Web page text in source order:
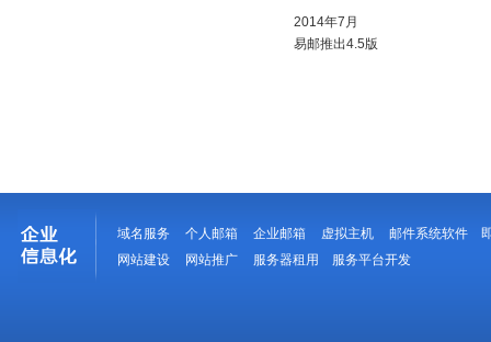
2014年7月
易邮推出4.5版
域名服务 个人邮箱 企业邮箱 虚拟主机 邮件系统软件
网站建设
网站推广 服务器租用 服务平台开发